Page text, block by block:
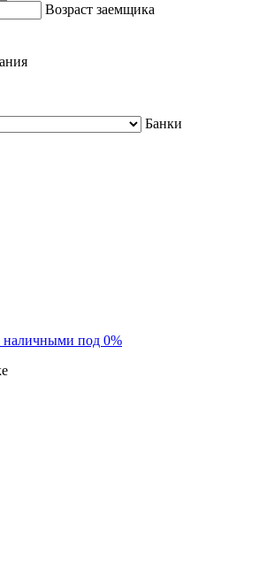
Возраст заемщика
Банки
наличными под 0%